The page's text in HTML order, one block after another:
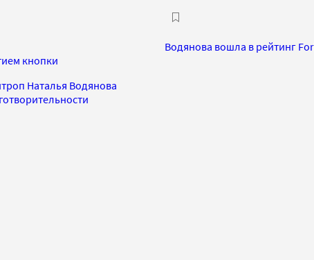
кнопки
Наталья Водянова
Водянова вошла в рейтинг